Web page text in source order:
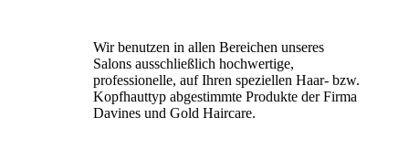
Wir benutzen in allen Bereichen unseres
Salons ausschließlich hochwertige,
professionelle, auf Ihren speziellen Haar- bzw.
Kopfhauttyp abgestimmte Produkte der Firma
Davines und Gold Haircare.